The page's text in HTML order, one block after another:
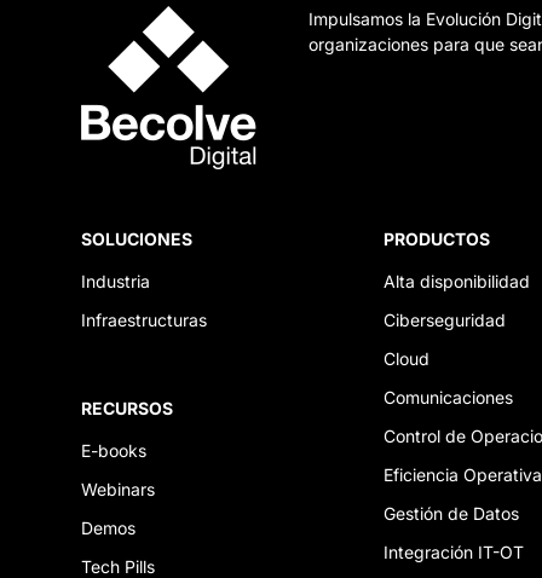
Impulsamos la Evolución
organizaciones para que
SOLUCIONES
Industria
Infraestructuras
RECURSOS
E-books
Webinars
Demos
Tech Pills
PRODUCTOS
Alta disponibilidad
Ciberseguridad
Cloud
Comunicaciones
Control de
Eficiencia Operativa
Gestión de Datos
Integración IT-OT